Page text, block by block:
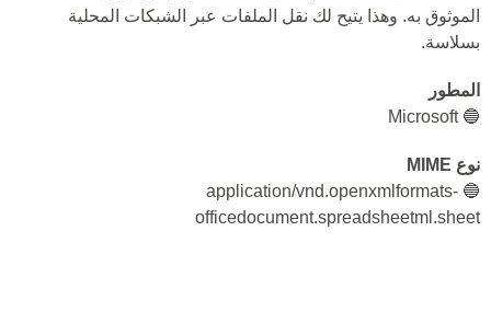
الموثوق به. وهذا يتيح لك نقل الملفات عبر الشبكات المحلية
بسلاسة.
المطور
🔵 Microsoft
نوع MIME
🔵 application/vnd.openxmlformats-
officedocument.spreadsheetml.sheet